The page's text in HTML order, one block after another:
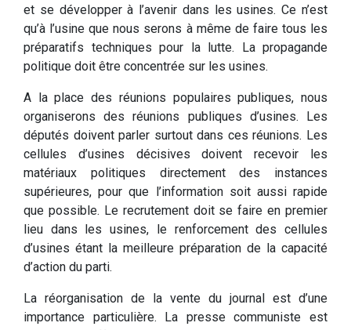
et se développer à l’avenir dans les usines. Ce n’est
qu’à l’usine que nous serons à même de faire tous les
préparatifs techniques pour la lutte. La propagande
politique doit être concentrée sur les usines.
A la place des réunions populaires publiques, nous
organiserons des réunions publiques d’usines. Les
députés doivent parler surtout dans ces réunions. Les
cellules d’usines décisives doivent recevoir les
matériaux politiques directement des instances
supérieures, pour que l’information soit aussi rapide
que possible. Le recrutement doit se faire en premier
lieu dans les usines, le renforcement des cellules
d’usines étant la meilleure préparation de la capacité
d’action du parti.
La réorganisation de la vente du journal est d’une
importance particulière. La presse communiste est